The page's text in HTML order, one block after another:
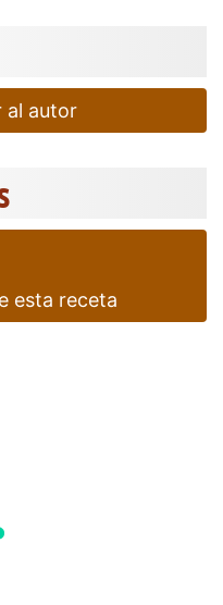
al autor
esta receta